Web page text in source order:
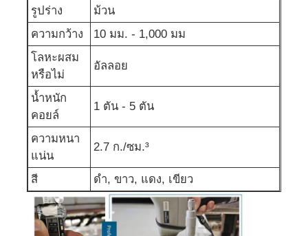
รูปร่าง
ม้วน
ความกว้าง
10 มม. - 1,000 มม
โลหะผสม
หรือไม่
อัลลอย
น้ำหนัก
คอยล์
1 ตัน - 5 ตัน
ความหนา
แน่น
2.7 ก./ซม.³
สี ดำ, ขาว, แดง, เขียว